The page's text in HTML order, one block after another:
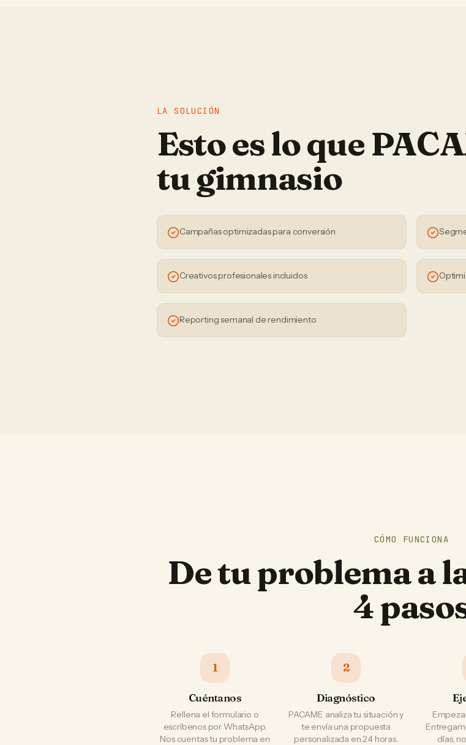
LA SOLUCIÓN
Esto es lo que
tugimnasio
Campañas optimizadas para conversión
Creativos profesionales incluidos
Reporting semanal de rendimiento
CÓMO FUNCIONA
De tu problema a
4
1
Cuéntanos
Rellena el formulario o
escríbenos por WhatsApp.
Nos cuentas tu problema en
2
Diagnóstico
PACAME analiza tu situación y
te envía una propuesta
personalizada en 24 horas.
días,